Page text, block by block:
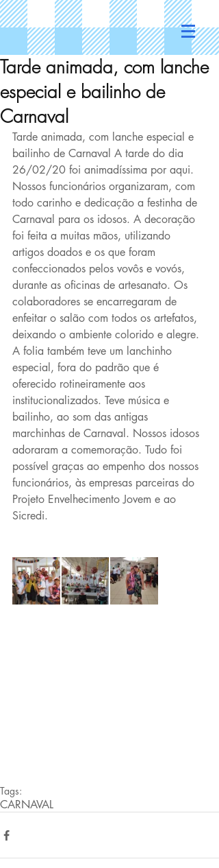
Tarde animada, com lanche
especial e bailinho de
Carnaval
Tarde animada, com lanche especial e
bailinho de Carnaval A tarde do dia
26/02/20 foi animadíssima por aqui.
Nossos funcionários organizaram, com
todo carinho e dedicação a festinha de
Carnaval para os idosos. A decoração
foi feita a muitas mãos, utilizando
artigos doados e os que foram
confeccionados pelos vovôs e vovós,
durante as oficinas de artesanato. Os
colaboradores se encarregaram de
enfeitar o salão com todos os artefatos,
deixando o ambiente colorido e alegre.
A folia também teve um lanchinho
especial, fora do padrão que é
oferecido rotineiramente aos
institucionalizados. Teve música e
bailinho, ao som das antigas
marchinhas de Carnaval. Nossos idosos
adoraram a comemoração. Tudo foi
possível graças ao empenho dos nossos
funcionários, às empresas parceiras do
Projeto Envelhecimento Jovem e ao
Sicredi.
Tags:
CARNAVAL